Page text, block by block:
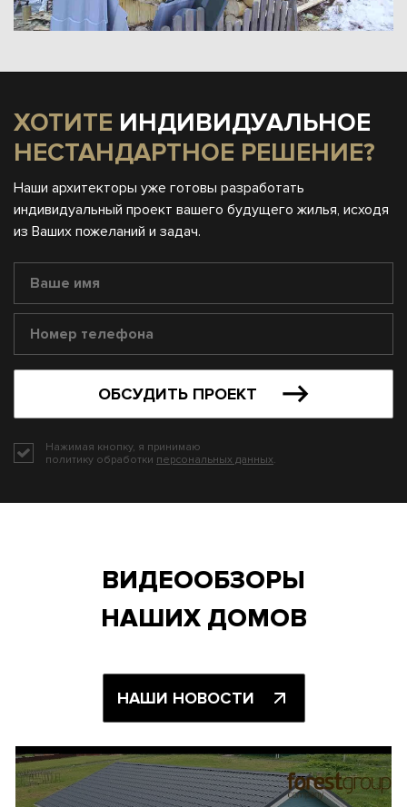
ХОТИТЕ ИНДИВИДУАЛЬНОЕ
НЕСТАНДАРТНОЕ РЕШЕНИЕ?
Наши архитекторы уже готовы разработать
индивидуальный проект вашего будущего жилья, исходя
из Ваших пожеланий и задач.
ОБСУДИТЬ ПРОЕКТ
Нажимая кнопку, я принимаю
политику обработки персональных данных.
ВИДЕООБЗОРЫ
НАШИХ ДОМОВ
НАШИ НОВОСТИ